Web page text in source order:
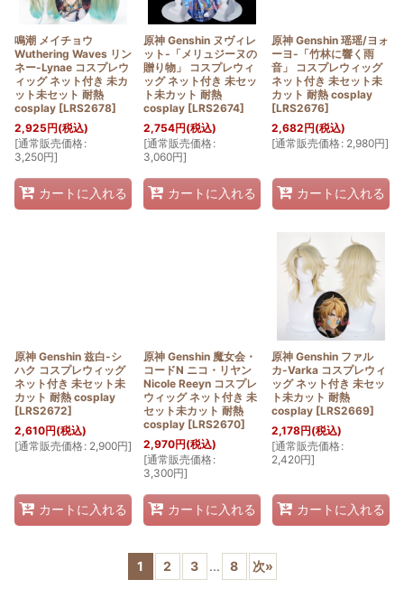
鳴潮 メイチョウ
Wuthering Waves リン
ネー-Lynae コスプレウ
ィッグ ネット付き 未カ
ット未セット 耐熱
cosplay [LRS2678]
2,925円(税込)
[通常販売価格:
3,250円]
カートに入れる
原神 Genshin ヌヴィレ
ット-「メリュジーヌの
贈り物」 コスプレウィ
ッグ ネット付き 未セッ
ト未カット 耐熱
cosplay [LRS2674]
2,754円(税込)
[通常販売価格:
3,060円]
カートに入れる
原神 Genshin 瑶瑶/ヨォ
ーヨ-「竹林に響く雨
音」 コスプレウィッグ
ネット付き 未セット未
カット 耐熱 cosplay
[LRS2676]
2,682円(税込)
[通常販売価格: 2,980円]
カートに入れる
原神 Genshin 兹白-シ
ハク コスプレウィッグ
ネット付き 未セット未
カット 耐熱 cosplay
[LRS2672]
2,610円(税込)
[通常販売価格: 2,900円]
カートに入れる
原神 Genshin 魔女会・
コードN ニコ・リヤン
Nicole Reeyn コスプレ
ウィッグ ネット付き 未
セット未カット 耐熱
cosplay [LRS2670]
2,970円(税込)
[通常販売価格:
3,300円]
カートに入れる
原神 Genshin ファル
カ-Varka コスプレウィ
ッグ ネット付き 未セッ
ト未カット 耐熱
cosplay [LRS2669]
2,178円(税込)
[通常販売価格:
2,420円]
カートに入れる
1 2 3 ... 8 次»